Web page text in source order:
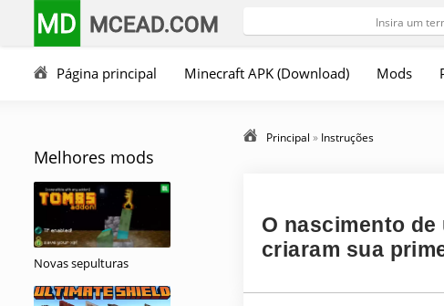
MD MCEAD.COM
Página principal Minecraft APK (Download) Mods
Melhores mods
Novas sepulturas
Principal » Instruções
O nascimento de
criaram sua